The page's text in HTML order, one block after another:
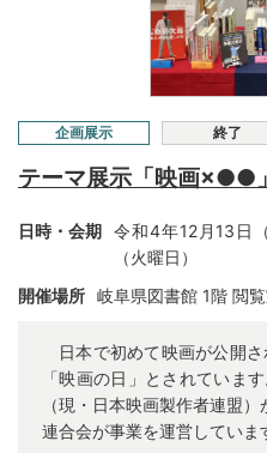
企画展示 終了
テーマ展示「映画×●●
日時・会期 令和4年12月13日
（火曜日）
開催場所 岐阜県図書館 1階 閲
日本で初めて映画が公開さ
「映画の日」とされていま
（現・日本映画製作者連盟
連合会が事業を運営していま